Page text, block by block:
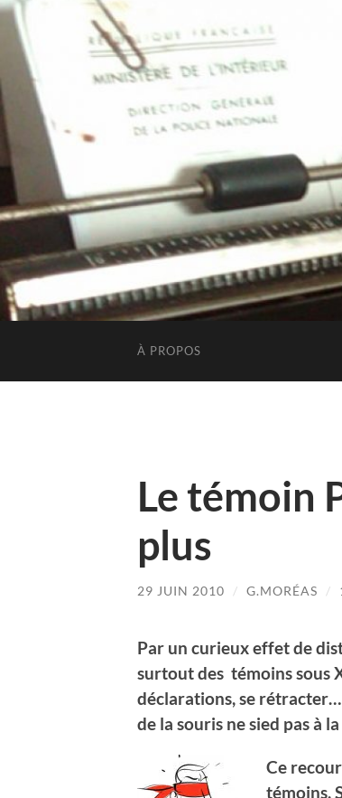
À PROPOS
Le témoin
plus
29 JUIN 2010 / G.MORÉAS /
Par un curieux effet de
surtout des témoins sous
déclarations, se rétracter…
de la souris ne sied pas à
Ce
témoins.